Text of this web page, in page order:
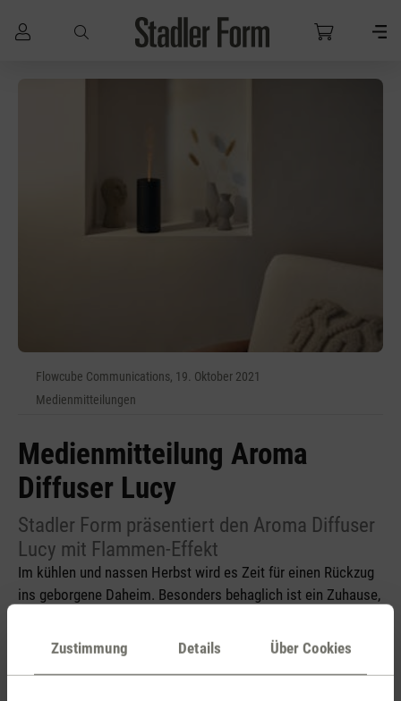
Zustimmung Details Über Cookies
Zum Hauptinhalt springen
Flowcube Communications, 19. Oktober 2021
Medienmitteilungen
Medienmitteilung Aroma
Diffuser Lucy
Stadler Form präsentiert den Aroma Diffuser
Lucy mit Flammen-Effekt
Im kühlen und nassen Herbst wird es Zeit für einen Rückzug
ins geborgene Daheim. Besonders behaglich ist ein Zuhause,
wird. Am liebsten stimmungsvoll und lautlos wie beim neuen
Aroma Diffuser Lucy von Stadler Form, der neu lanciert wird.